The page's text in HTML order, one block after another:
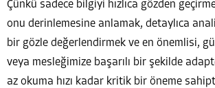
Çünkü sadece bilgiyi hızlıca gözden
onu derinlemesine anlamak, detaylıca
bir gözle değerlendirmek ve en önemlisi,
veya mesleğimize başarılı bir şekilde
az okuma hızı kadar kritik bir öneme